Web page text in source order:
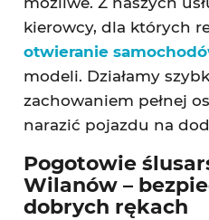
kierowcy, dla których
otwieranie
modeli. Działamy
zachowaniem pełnej
narazić pojazdu na
Pogotowie
Wilanów –
dobrych rękach